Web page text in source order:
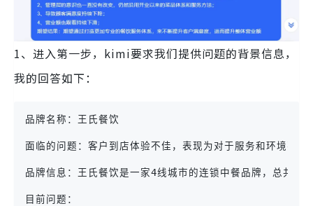
1、进入第一步，kimi要求我们提供问题的背景信息，
我的回答如下：
品牌名称：王氏餐饮
面临的问题：客户到店体验不佳，表现为对于服务和环境不
品牌信息：王氏餐饮是一家4线城市的连锁中餐品牌，总共
目前问题：